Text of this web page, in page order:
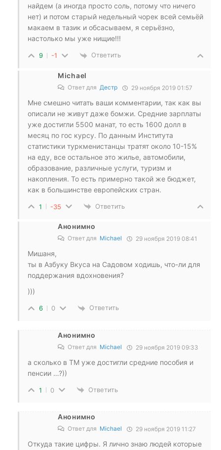
найдем (а иногда просто соль, потому что ничего
нет) и потом старый недельный чорек всей семьёй
макаем в тазик и обсасываем, я серьёзно,
настолько мы уже нищие!!!
9 -1 Ответить
Michael
Ответ для Дестр 29 ноября 2019 01:57
Мне смешно читать ваши комментарии, так как вы
описали не живут даже бомжи. Средние зарплаты
уже достигли 5500 манат, то есть 1600 долл в
месяц по гос курсу. По данным Института
статистики туркменистанцы тратят около 10-15%
на еду, все остальное это жилье, автомобили,
образование, различные услуги, туризм и
накопления. То есть примерно такой же бюджет,
как в большинстве европейских стран.
1 -35 Ответить
Анонимно
Ответ для Michael 29 ноября 2019 08:41
Мишаня,
ты в Азбуку Вкуса на Садовом ходишь, что-ли для
поддержания вдохновения?
)))
6 0 Ответить
Анонимно
Ответ для Michael 29 ноября 2019 09:33
а сколько в ТМ уже достигли средние пособия и
пенсии …?))
1 0 Ответить
Анонимно
Ответ для Michael 29 ноября 2019 11:27
Откуда такие цифры. Я лично знаю людей которые